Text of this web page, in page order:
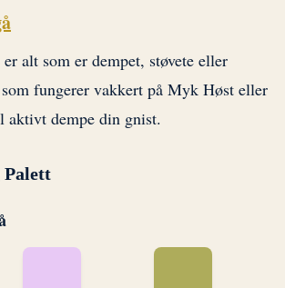
alt som er dempet, støvete eller
fungerer vakkert på Myk Høst eller
dempe din gnist.